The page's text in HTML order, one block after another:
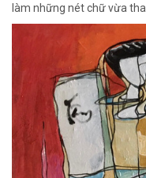
làm những nét chữ vừa